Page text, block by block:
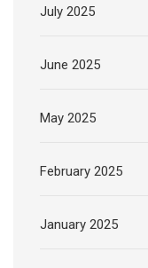
July 2025
June 2025
May 2025
February 2025
January 2025